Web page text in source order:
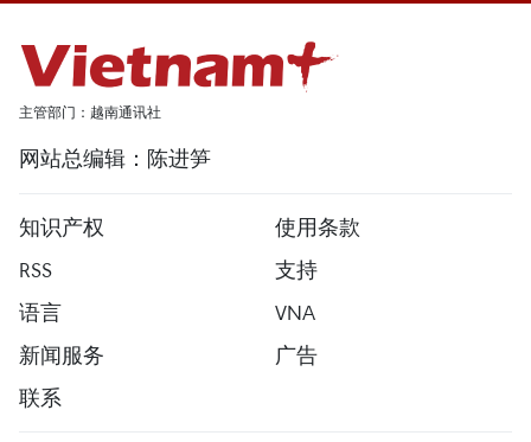
主管部门：越南通讯社
网站总编辑：陈进笋
知识产权
使用条款
RSS
支持
语言
VNA
新闻服务
广告
联系